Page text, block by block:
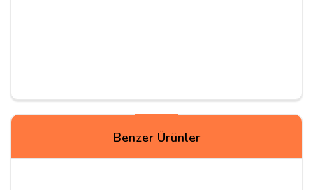
Yorum YapınBenzer Ürünler